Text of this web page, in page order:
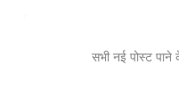
सभी नई पोस्ट